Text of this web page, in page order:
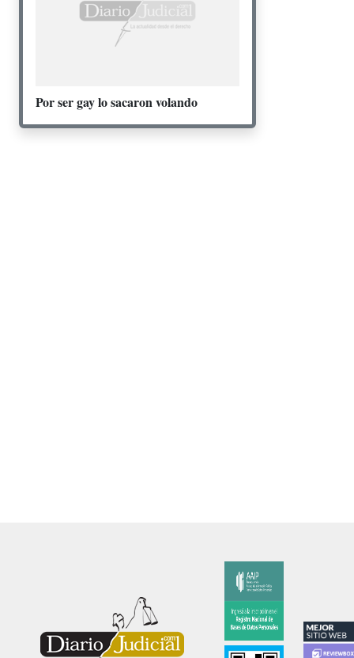
Por ser gay lo sacaron volando